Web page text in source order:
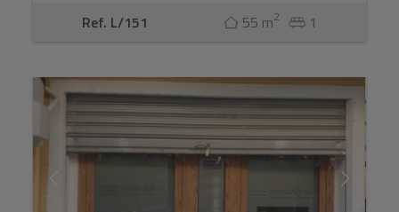
Ref. L/151 55 m2 1